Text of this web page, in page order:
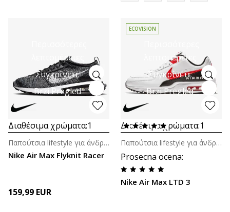
λεπτομέρειες
Συγκρίνετε
Brzi Pregled
Διαθέσιμα χρώματα:1
Nike Air Max Flyknit Racer
Παπούτσια lifestyle για άνδρες
159,99 EUR
λεπτομέρειες
Συγκρίνετε
Brzi Pregled
ECOVISION
Διαθέσιμα χρώματα:1
Prosecna ocena:
Nike Air Max LTD 3
Παπούτσια lifestyle για άνδρες